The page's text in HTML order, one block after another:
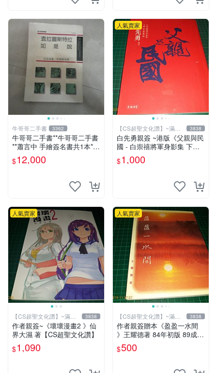
牛哥哥二手書 3362
牛哥哥二手書**牛哥哥二手書
**蕭言中 手繪簽名書共1本*查
拉圖斯特拉如是說 尼采著19
89遠流一板共1本
$12,000
人氣賣家
【CS超聖文化讚】~滿千
元送運
3838
白先勇親簽 ~港版《父親與民
國 - 白崇禧將軍身影集 下
冊》白先勇編 天地出版 2012
年初版 .香港【CS超聖文化
$1,000
人氣賣家
【CS超聖文化讚】~滿千
元送運
3838
作者親簽~《壞壞漫畫2 》仙
界大濕 著【CS超聖文化讚】
$1,090
人氣賣家
【CS超聖文化讚】~滿千
元送運
3838
作者親簽贈本《盈盈一水間
》王耀德著 84年初版 89成新
【CS超聖文化讚】
$500